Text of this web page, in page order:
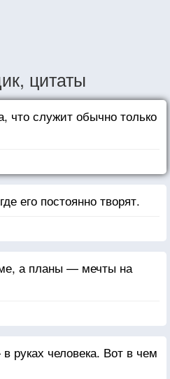
цитаты
что служит обычно только
его постоянно творят.
а планы — мечты на
руках человека. Вот в чем